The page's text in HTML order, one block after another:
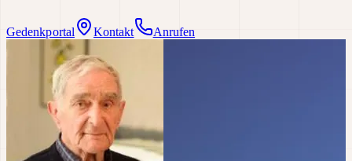
Gedenkportal Kontakt Anrufen